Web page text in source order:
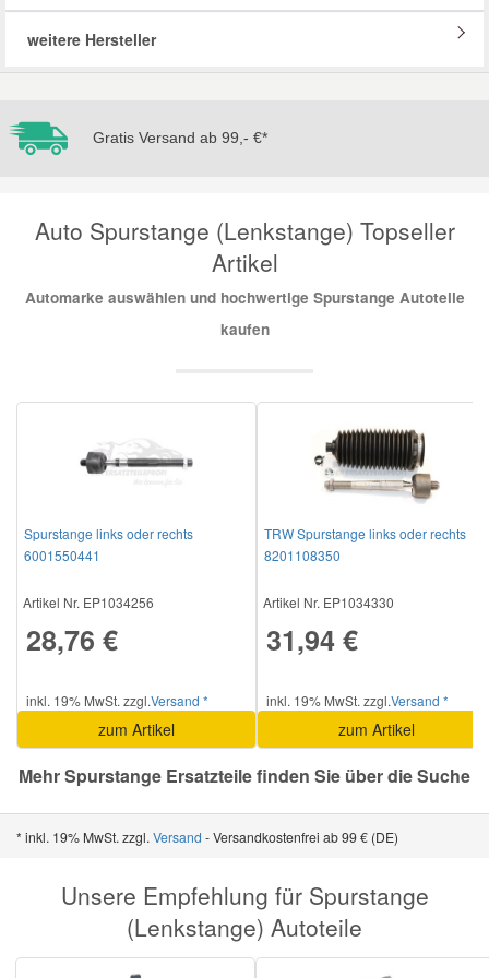
weitere Hersteller
Gratis Versand ab 99,- €*
Auto Spurstange (Lenkstange) Topseller
Artikel
Automarke auswählen und hochwertige Spurstange Autoteile
kaufen
Spurstange links oder rechts
6001550441
Artikel Nr. EP1034256
28,76 €
inkl. 19% MwSt. zzgl.Versand *
zum Artikel
TRW Spurstange links oder rechts
8201108350
Artikel Nr. EP1034330
31,94 €
inkl. 19% MwSt. zzgl.Versand *
zum Artikel
Mehr Spurstange Ersatzteile finden Sie über die Suche
* inkl. 19% MwSt. zzgl. Versand - Versandkostenfrei ab 99 € (DE)
Unsere Empfehlung für Spurstange
(Lenkstange) Autoteile
Mazda Ersatzteile
Mitsubishi Ersatzteile
Nissan Ersatzteile
Skoda Ersatzteile
Smart Ersatzteile
Suzuki Ersatzteile
Vauxhall Ersatzteile
Volvo Ersatzteile